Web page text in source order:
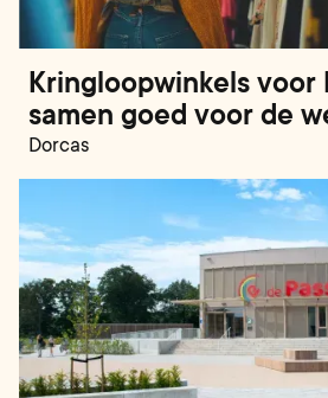
Kringloopwinkels voor
samen goed voor de
Dorcas